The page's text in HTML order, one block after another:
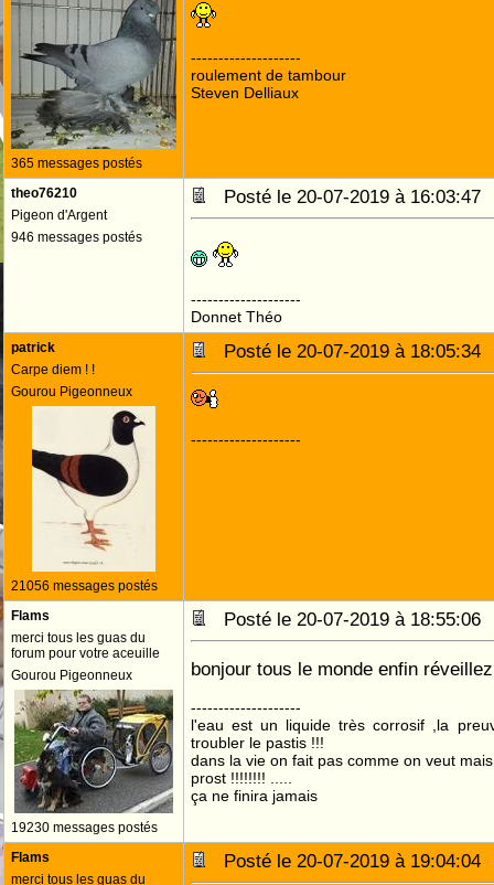
365 messages postés
--------------------
roulement de tambour
Steven Delliaux
theo76210
Pigeon d'Argent
946 messages postés
Posté le 20-07-2019 à
--------------------
Donnet Théo
patrick
Carpe diem ! !
Gourou Pigeonneux
21056 messages postés
Posté le 20-07-2019 à
--------------------
Flams
merci tous les guas du
forum pour votre aceuille
Gourou Pigeonneux
19230 messages postés
Posté le 20-07-2019 à
bonjour tous le monde enfin
--------------------
l'eau est un liquide très corrosif ,la
troubler le pastis !!!
dans la vie on fait pas comme on veut
prost !!!!!!!! .....
ça ne finira jamais
Flams
merci tous les guas du
Posté le 20-07-2019 à